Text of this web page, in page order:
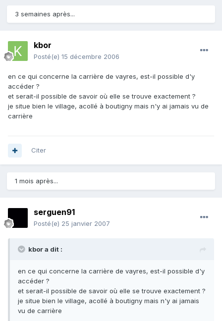
3 semaines après...
kbor
Posté(e) 15 décembre 2006
en ce qui concerne la carrière de vayres, est-il possible d'y
accéder ?
et serait-il possible de savoir où elle se trouve exactement ?
je situe bien le village, acollé à boutigny mais n'y ai jamais vu de
carrière
Citer
1 mois après...
serguen91
Posté(e) 25 janvier 2007
kbor a dit :
en ce qui concerne la carrière de vayres, est-il possible d'y
accéder ?
et serait-il possible de savoir où elle se trouve exactement ?
je situe bien le village, acollé à boutigny mais n'y ai jamais
vu de carrière